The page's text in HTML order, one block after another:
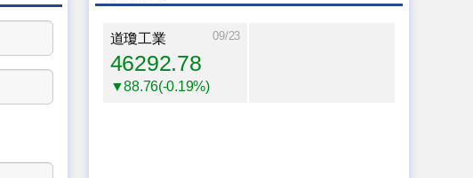
道瓊工業 09/23
46292.78
▼88.76(-0.19%)